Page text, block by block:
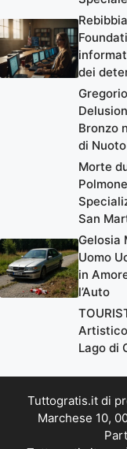
dei
Bronzo
di Nuoto
Morte
San
Gelosia
Uomo
in
l’Auto
Lago di
Tuttogratis.it di
Marchese 10,